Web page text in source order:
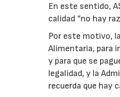
En este sentido,
calidad “no hay
Por este motivo,
Alimentaria, para
y para que se
legalidad, y la
recuerda que hay